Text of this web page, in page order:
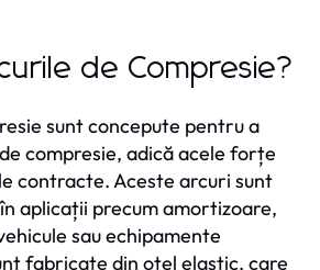
de Compresie?
sunt concepute pentru a
compresie, adică acele forțe
contracte. Aceste arcuri sunt
aplicații precum amortizoare,
sau echipamente
fabricate din oțel elastic, care